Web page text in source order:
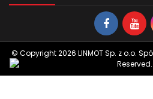
© Copyright 2026 LINMOT Sp. z o.o.
Reserved.